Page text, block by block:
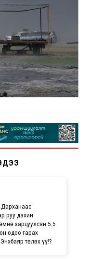
Дарханаас
руу дахин
зарцуулсан 5.5
одоо гарах
төлөх үү!?